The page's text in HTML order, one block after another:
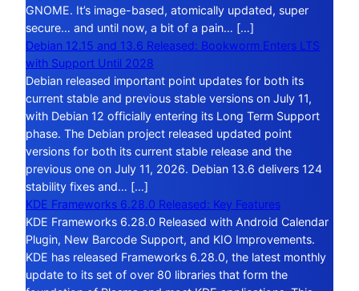
GNOME. It’s image-based, atomically updated, super
secure… and until now, a bit of a pain… […]
Debian 12.15 and 13.6 Released: Bookworm Enters LTS
with Support Until 2028
Debian released important point updates for both its
current stable and previous stable versions on July 11,
with Debian 12 officially entering its Long Term Support
phase. The Debian project released updated point
versions for both its current stable release and the
previous one on July 11, 2026. Debian 13.6 delivers 124
stability fixes and… […]
KDE Frameworks 6.28.0 Released: Key Features
KDE Frameworks 6.28.0 Released with Android Calendar
Plugin, New Barcode Support, and KIO Improvements.
KDE has released Frameworks 6.28.0, the latest monthly
update to its set of over 80 libraries that form the